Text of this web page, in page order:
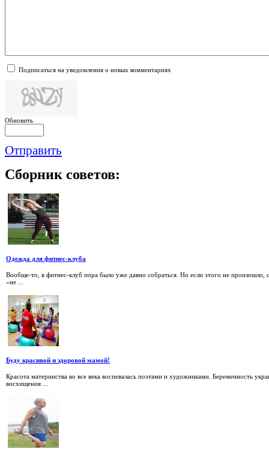
Подписаться на уведомления о новых комментариях
Обновить
Отправить
Сборник советов:
Одежда для фитнес-клуба
Вообще-то, в фитнес-клуб пора было уже давно собраться. Но если этого не
«не ...
Буду красивой и здоровой мамой!
Красота материнства во все века воспевалась поэтами и художниками. Беременность
восхищения ...